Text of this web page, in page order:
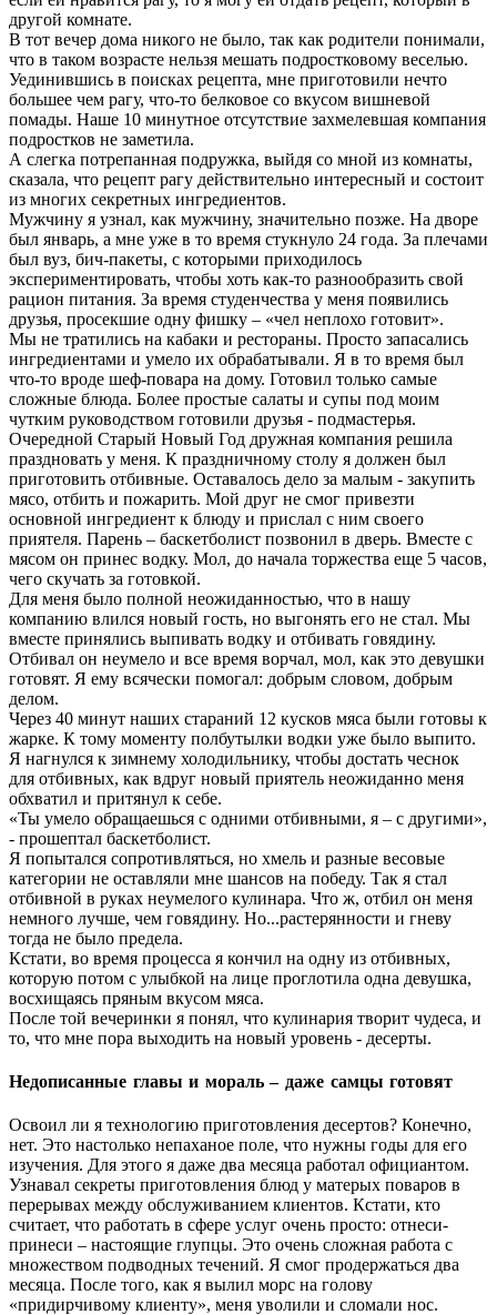
другой комнате.
В тот вечер дома никого не было, так как родители понимали,
что в таком возрасте нельзя мешать подростковому веселью.
Уединившись в поисках рецепта, мне приготовили нечто
большее чем рагу, что-то белковое со вкусом вишневой
помады. Наше 10 минутное отсутствие захмелевшая компания
подростков не заметила.
А слегка потрепанная подружка, выйдя со мной из комнаты,
сказала, что рецепт рагу действительно интересный и состоит
из многих секретных ингредиентов.
Мужчину я узнал, как мужчину, значительно позже. На дворе
был январь, а мне уже в то время стукнуло 24 года. За плечами
был вуз, бич-пакеты, с которыми приходилось
экспериментировать, чтобы хоть как-то разнообразить свой
рацион питания. За время студенчества у меня появились
друзья, просекшие одну фишку – «чел неплохо готовит».
Мы не тратились на кабаки и рестораны. Просто запасались
ингредиентами и умело их обрабатывали. Я в то время был
что-то вроде шеф-повара на дому. Готовил только самые
сложные блюда. Более простые салаты и супы под моим
чутким руководством готовили друзья - подмастерья.
Очередной Старый Новый Год дружная компания решила
праздновать у меня. К праздничному столу я должен был
приготовить отбивные. Оставалось дело за малым - закупить
мясо, отбить и пожарить. Мой друг не смог привезти
основной ингредиент к блюду и прислал с ним своего
приятеля. Парень – баскетболист позвонил в дверь. Вместе с
мясом он принес водку. Мол, до начала торжества еще 5 часов,
чего скучать за готовкой.
Для меня было полной неожиданностью, что в нашу
компанию влился новый гость, но выгонять его не стал. Мы
вместе принялись выпивать водку и отбивать говядину.
Отбивал он неумело и все время ворчал, мол, как это девушки
готовят. Я ему всячески помогал: добрым словом, добрым
делом.
Через 40 минут наших стараний 12 кусков мяса были готовы к
жарке. К тому моменту полбутылки водки уже было выпито.
Я нагнулся к зимнему холодильнику, чтобы достать чеснок
для отбивных, как вдруг новый приятель неожиданно меня
обхватил и притянул к себе.
«Ты умело обращаешься с одними отбивными, я – с другими»,
- прошептал баскетболист.
Я попытался сопротивляться, но хмель и разные весовые
категории не оставляли мне шансов на победу. Так я стал
отбивной в руках неумелого кулинара. Что ж, отбил он меня
немного лучше, чем говядину. Но...растерянности и гневу
тогда не было предела.
Кстати, во время процесса я кончил на одну из отбивных,
которую потом с улыбкой на лице проглотила одна девушка,
восхищаясь пряным вкусом мяса.
После той вечеринки я понял, что кулинария творит чудеса, и
то, что мне пора выходить на новый уровень - десерты.
Недописанные главы и мораль – даже самцы готовят
Освоил ли я технологию приготовления десертов? Конечно,
нет. Это настолько непаханое поле, что нужны годы для его
изучения. Для этого я даже два месяца работал официантом.
Узнавал секреты приготовления блюд у матерых поваров в
перерывах между обслуживанием клиентов. Кстати, кто
считает, что работать в сфере услуг очень просто: отнеси-
принеси – настоящие глупцы. Это очень сложная работа с
множеством подводных течений. Я смог продержаться два
месяца. После того, как я вылил морс на голову
«придирчивому клиенту», меня уволили и сломали нос.